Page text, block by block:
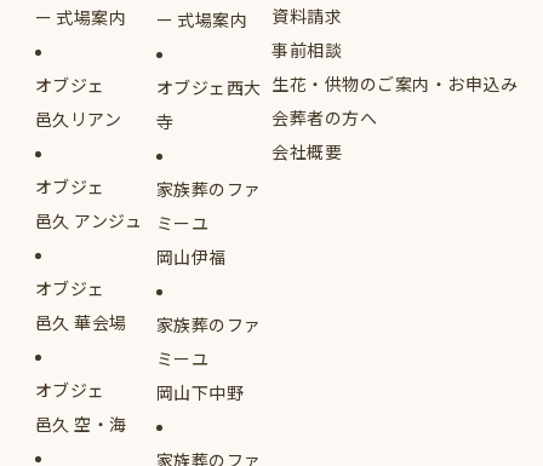
式場案内
オブジェ
邑久リアン
オブジェ
邑久 アンジュ
オブジェ
邑久 華会場
オブジェ
邑久 空・海
式場案内
オブジェ西大
寺
家族葬のファ
ミーユ
岡山伊福
家族葬のファ
ミーユ
岡山下中野
家族葬のファ
資料請求
事前相談
生花・供物のご案内・お申込み
会葬者の方へ
会社概要